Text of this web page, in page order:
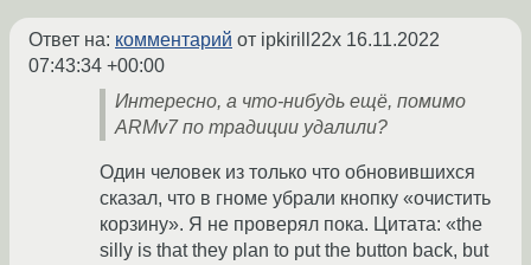
Ответ на: комментарий от ipkirill22x 16.11.2022
07:43:34 +00:00
Интересно, а что-нибудь ещё, помимо
ARMv7 по традиции удалили?
Один человек из только что обновившихся
сказал, что в гноме убрали кнопку «очистить
корзину». Я не проверял пока. Цитата: «the
silly is that they plan to put the button back, but